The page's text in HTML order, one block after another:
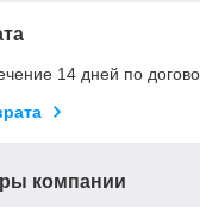
14 дней по
компании